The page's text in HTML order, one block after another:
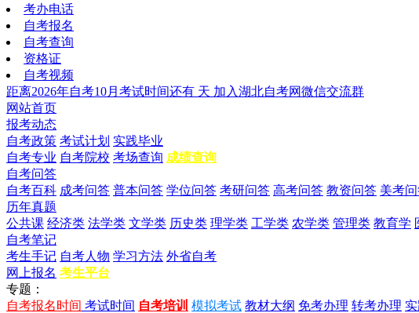
考办电话
自考报名
自考查询
资格证
自考视频
距离2026年自考10月考试时间还有 天 加入湖北自考网微信交流群
网站首页
报考动态
自考政策 考试计划 实践毕业
自考专业 自考院校 考场查询 成绩查询
自考问答
自考百科 成考问答 普本问答 学位问答 考研问答 高考问答 教资问答 美考
历年真题
公共课 经济类 法学类 文学类 历史类 理学类 工学类 农学类 管理类 教育学
自考笔记
考生手记 自考人物 学习方法 外省自考
网上报名 考生平台
专题：
自考报名时间 考试时间 自考培训 模拟考试 教材大纲 免考办理 转考办理